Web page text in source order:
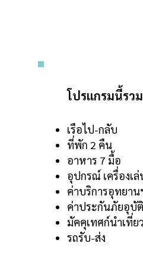
โปรแกรมนี้รวม
เรือไป-กลับ
ที่พัก 2 คืน
อาหาร 7 มื้อ
อุปกรณ์ เครื่องเล่
ค่าบริการอุทยา
ค่าประกันภัยอุบั
มัคคุเทศก์นำเที่ยว
รถรับ-ส่ง